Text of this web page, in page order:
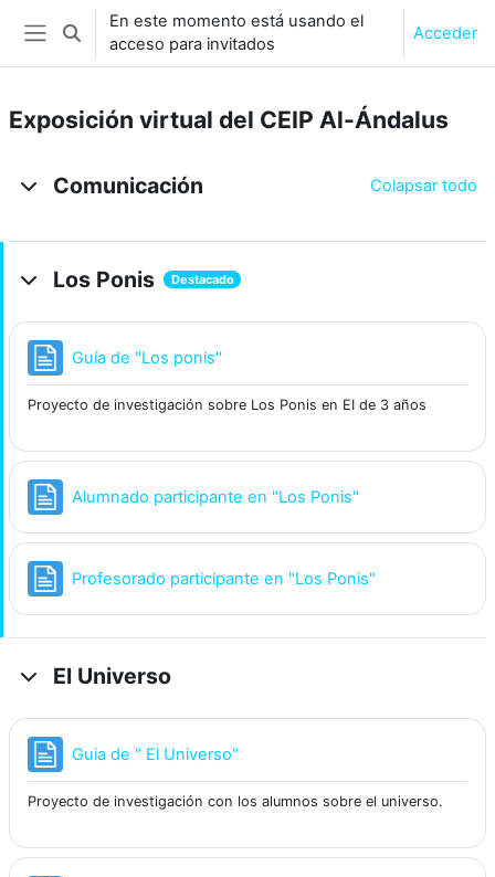
Salta al contenido principal
Panel lateral
Selector de búsqueda de entrada
En este momento está usando el
acceso para invitados
Acceder
Exposición virtual del CEIP Al-Ándalus
Comunicación Colapsar todo
Los Ponis Destacado
Guía de "Los ponis"
Proyecto de investigación sobre Los Ponis en EI de 3 años
Alumnado participante en "Los Ponis"
Profesorado participante en "Los Ponis"
El Universo
Guia de " El Universo"
Proyecto de investigación con los alumnos sobre el universo.